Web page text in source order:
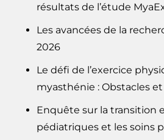
résultats de l’étude
Les avancées de la
2026
Le défi de l’exercice
myasthénie : Obstacles
Enquête sur la transition
pédiatriques et les soins